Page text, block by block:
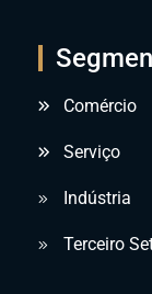
Comércio
Serviço
Indústria
Terceiro